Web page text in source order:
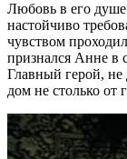
Любовь в его
настойчиво
чувством
признался Анне в
Главный герой,
дом не столько от